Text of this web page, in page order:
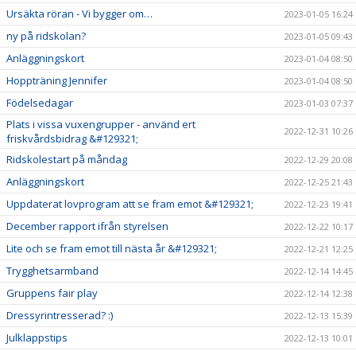
Ursäkta röran - Vi bygger om… 2023-01-05 16:24
ny på ridskolan? 2023-01-05 09:43
Anläggningskort 2023-01-04 08:50
Hoppträning Jennifer 2023-01-04 08:50
Födelsedagar 2023-01-03 07:37
Plats i vissa vuxengrupper - använd ert
friskvårdsbidrag &#129321;
2022-12-31 10:26
Ridskolestart på måndag 2022-12-29 20:08
Anläggningskort 2022-12-25 21:43
Uppdaterat lovprogram att se fram emot &#129321; 2022-12-23 19:41
December rapport ifrån styrelsen 2022-12-22 10:17
Lite och se fram emot till nästa år &#129321; 2022-12-21 12:25
Trygghetsarmband 2022-12-14 14:45
Gruppens fair play 2022-12-14 12:38
Dressyrintresserad? :) 2022-12-13 15:39
Julklappstips 2022-12-13 10:01